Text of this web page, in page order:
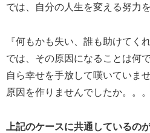
では、自分の人生を変える努力
『何もかも失い、誰も助けて
では、その原因になることは何
自ら幸せを手放して嘆いていま
原因を作りませんでしたか。。。
上記のケースに共通しているの